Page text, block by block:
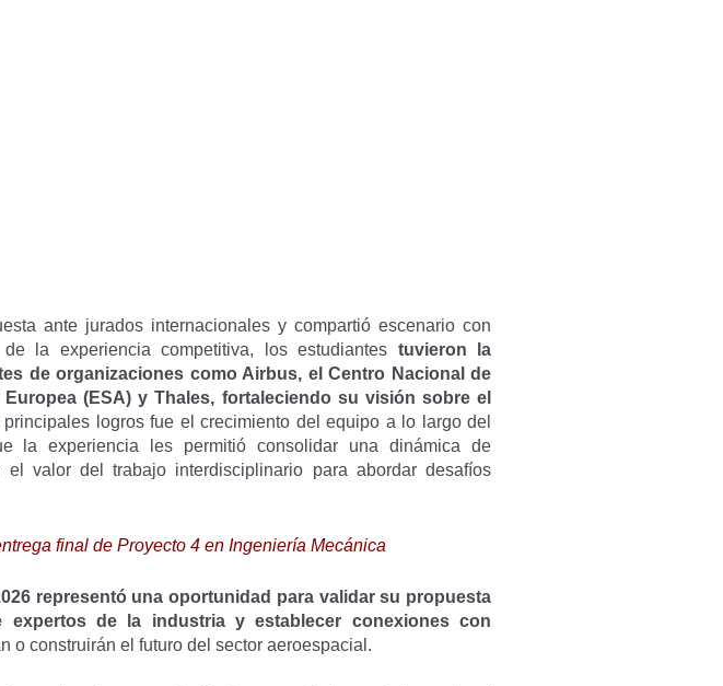
ante jurados internacionales y compartió escenario con
la experiencia competitiva, los estudiantes tuvieron la
de organizaciones como Airbus, el Centro Nacional de
(ESA) y Thales, fortaleciendo su visión sobre el
logros fue el crecimiento del equipo a lo largo del
la experiencia les permitió consolidar una dinámica de
valor del trabajo interdisciplinario para abordar desafíos
final de Proyecto 4 en Ingeniería Mecánica
representó una oportunidad para validar su propuesta
expertos de la industria y establecer conexiones con
o construirán el futuro del sector aeroespacial.